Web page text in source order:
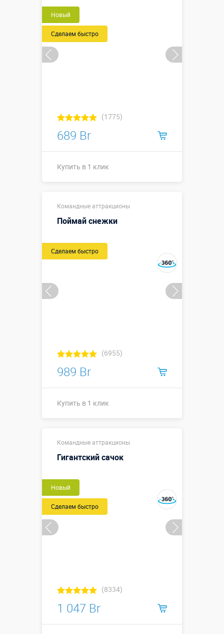
Новый
Сделаем быстро
(1775)
689 Br
Купить в 1 клик
Командные аттракционы
Поймай снежки
Сделаем быстро
(6955)
989 Br
Купить в 1 клик
Размеры, м:
↕0,6 м (одна
Купить в 1 клик
Командные аттракционы
Гигантский сачок
Новый
Сделаем быстро
(8334)
1 047 Br